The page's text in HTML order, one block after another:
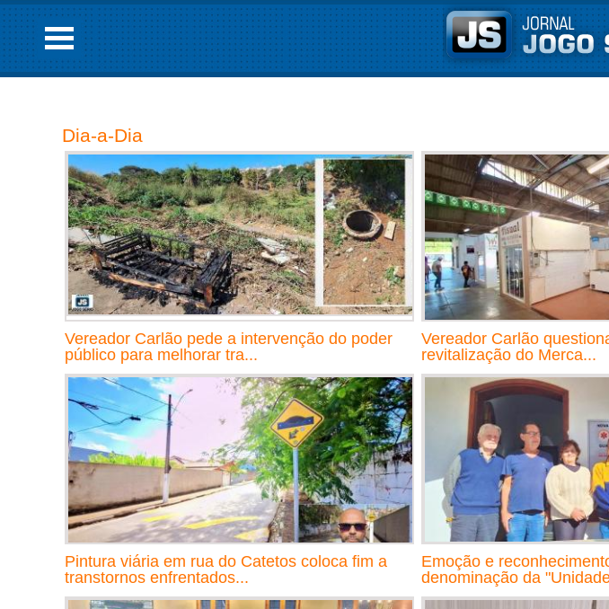
Dia-a-Dia
Vereador Carlão pede a intervenção do poder
público para melhorar tra...
Vereador Carlão
revitalização do Merca...
Pintura viária em rua do Catetos coloca fim a
transtornos enfrentados...
Emoção e
denominação da